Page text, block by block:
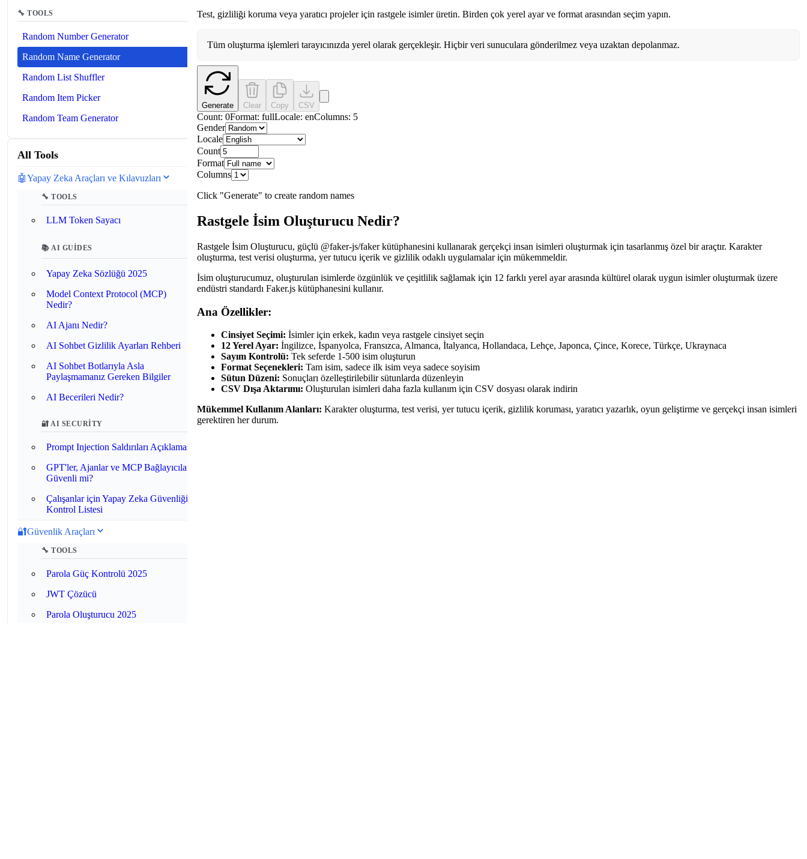
🔧 TOOLS
Random Number Generator
Random Name Generator
Random List Shuffler
Random Item Picker
Random Team Generator
All Tools
🤖Yapay Zeka Araçları ve Kılavuzları
🔧 TOOLS
LLM Token Sayacı
📚 AI GUIDES
Yapay Zeka Sözlüğü 2025
Model Context Protocol (MCP)
Nedir?
AI Ajanı Nedir?
AI Sohbet Gizlilik Ayarları Rehberi
AI Sohbet Botlarıyla Asla
Paylaşmamanız Gereken Bilgiler
AI Becerileri Nedir?
🔐 AI SECURITY
Prompt Injection Saldırıları Açıklaması
GPT'ler, Ajanlar ve MCP Bağlayıcıları
Güvenli mi?
Çalışanlar için Yapay Zeka Güvenliği
Kontrol Listesi
🔐Güvenlik Araçları
🔧 TOOLS
Parola Güç Kontrolü 2025
JWT Çözücü
Parola Oluşturucu 2025
Test, gizliliği koruma veya yaratıcı projeler için rastgele isimler üretin. Birden çok yerel ayar ve format arasından seçim yapın.
Tüm oluşturma işlemleri tarayıcınızda yerel olarak gerçekleşir. Hiçbir veri sunuculara gönderilmez veya uzaktan depolanmaz.
Generate Clear Copy CSV
Count: 0Format: fullLocale: enColumns: 5
Gender
Locale
Count
Format
Columns
Click "Generate" to create random names
Rastgele İsim Oluşturucu Nedir?
Rastgele İsim Oluşturucu, güçlü @faker-js/faker kütüphanesini kullanarak gerçekçi insan isimleri oluşturmak için tasarlanmış özel bir araçtır. Karakter
oluşturma, test verisi oluşturma, yer tutucu içerik ve gizlilik odaklı uygulamalar için mükemmeldir.
İsim oluşturucumuz, oluşturulan isimlerde özgünlük ve çeşitlilik sağlamak için 12 farklı yerel ayar arasında kültürel olarak uygun isimler oluşturmak üzere
endüstri standardı Faker.js kütüphanesini kullanır.
Ana Özellikler:
Cinsiyet Seçimi: İsimler için erkek, kadın veya rastgele cinsiyet seçin
12 Yerel Ayar: İngilizce, İspanyolca, Fransızca, Almanca, İtalyanca, Hollandaca, Lehçe, Japonca, Çince, Korece, Türkçe, Ukraynaca
Sayım Kontrolü: Tek seferde 1-500 isim oluşturun
Format Seçenekleri: Tam isim, sadece ilk isim veya sadece soyisim
Sütun Düzeni: Sonuçları özelleştirilebilir sütunlarda düzenleyin
CSV Dışa Aktarımı: Oluşturulan isimleri daha fazla kullanım için CSV dosyası olarak indirin
Mükemmel Kullanım Alanları: Karakter oluşturma, test verisi, yer tutucu içerik, gizlilik koruması, yaratıcı yazarlık, oyun geliştirme ve gerçekçi insan isimleri
gerektiren her durum.